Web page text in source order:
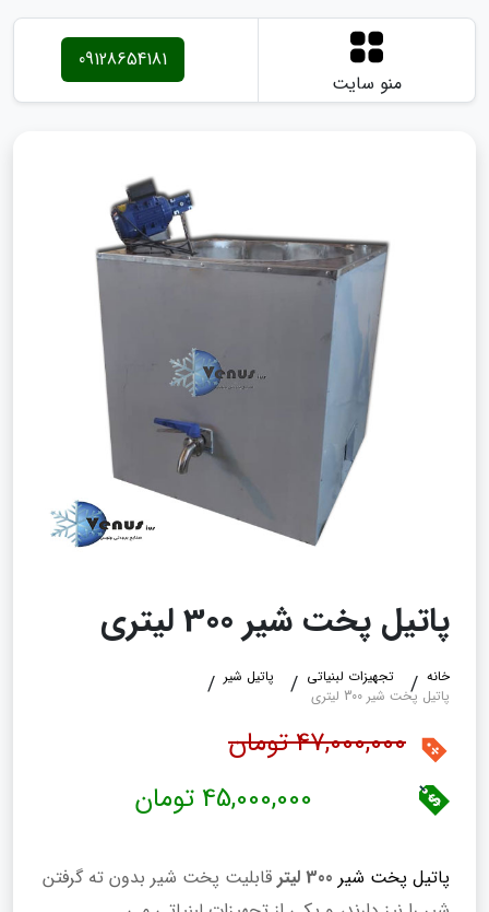
منو سایت
09128654181
پاتیل پخت شیر 300 لیتری
خانه تجهیزات لبنیاتی
پاتیل شیر
پاتیل پخت شیر 300 لیتری
47,000,000 تومان
45,000,000 تومان
پاتیل پخت شیر
قابلیت پخت شیر بدون ته گرفتن